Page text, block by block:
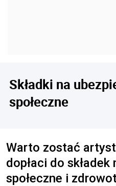
Składki na
społeczne
Warto zostać
dopłaci do
społeczne i